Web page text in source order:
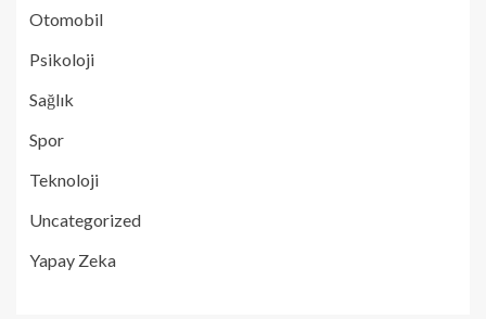
Otomobil
Psikoloji
Sağlık
Spor
Teknoloji
Uncategorized
Yapay Zeka